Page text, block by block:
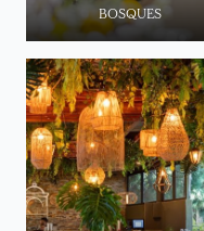
BOSQUES